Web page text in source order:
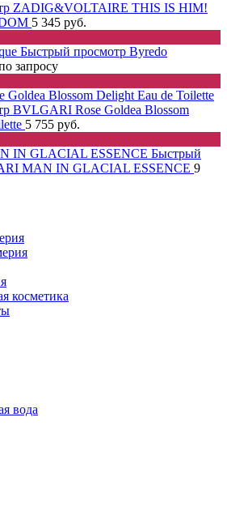
ZADIG&VOLTAIRE THIS IS HIM!
5 345 руб.
Быстрый просмотр Byredo
запросу
BVLGARI Rose Goldea Blossom
5 755 руб.
Быстрый
MAN IN GLACIAL ESSENCE 9
косметика
вода